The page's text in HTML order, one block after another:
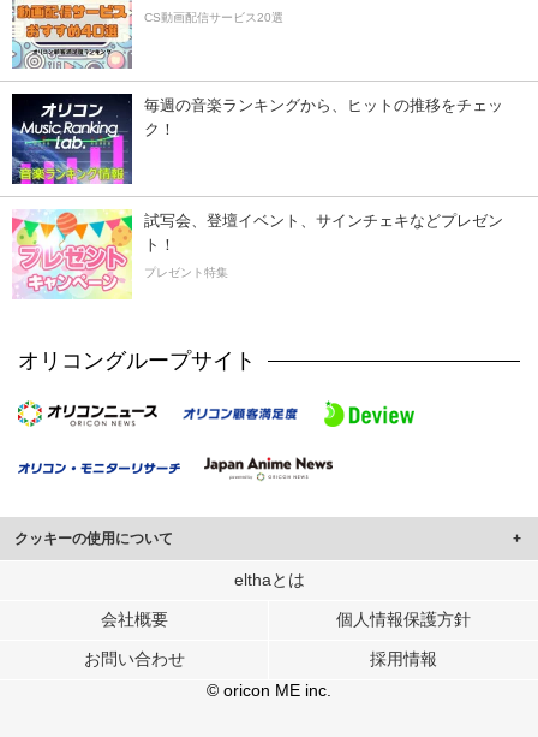
CS動画配信サービス20選
毎週の音楽ランキングから、ヒットの推移をチェッ
ク！
試写会、登壇イベント、サインチェキなどプレゼン
ト！
プレゼント特集
オリコングループサイト
クッキーの使用について
このサイトでは Cookie を使用して、ユーザーに合わせたコンテンツや広告の
行っています。
メディアや広告配信、データ解析の各パートナーに提供しています。
各パートナーは、この情報とユーザーが各パートナーに提供した他の情報や、
ユーザーが各パートナーのサービスを使用したときに収集した他の情報を組み
elthaとは
会社概要 個人情報保護方針
お問い合わせ
採用情報
© oricon ME inc.